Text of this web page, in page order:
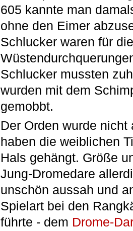
605 kannte man
ohne den Eimer
Schlucker waren für
Schlucker mussten
wurden mit dem
gemobbt.
Der Orden wurde
haben die weiblichen
Hals gehängt. Größe
Jung-Dromedare
unschön aussah und
Spielart bei den
führte - dem Drome-